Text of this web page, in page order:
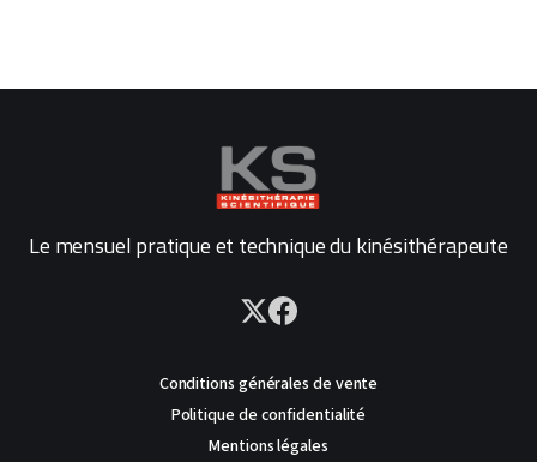
Le mensuel pratique et technique du kinésithérapeute
Conditions générales de vente
Politique de confidentialité
Mentions légales